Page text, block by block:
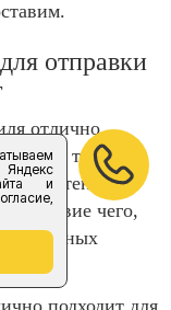
и
отправки
отлично
так как
Его стенки не
чего,
с разных